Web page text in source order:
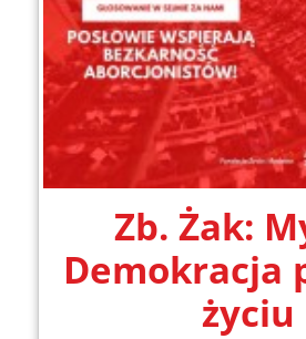
Zb. Żak:
Demokracja
życiu